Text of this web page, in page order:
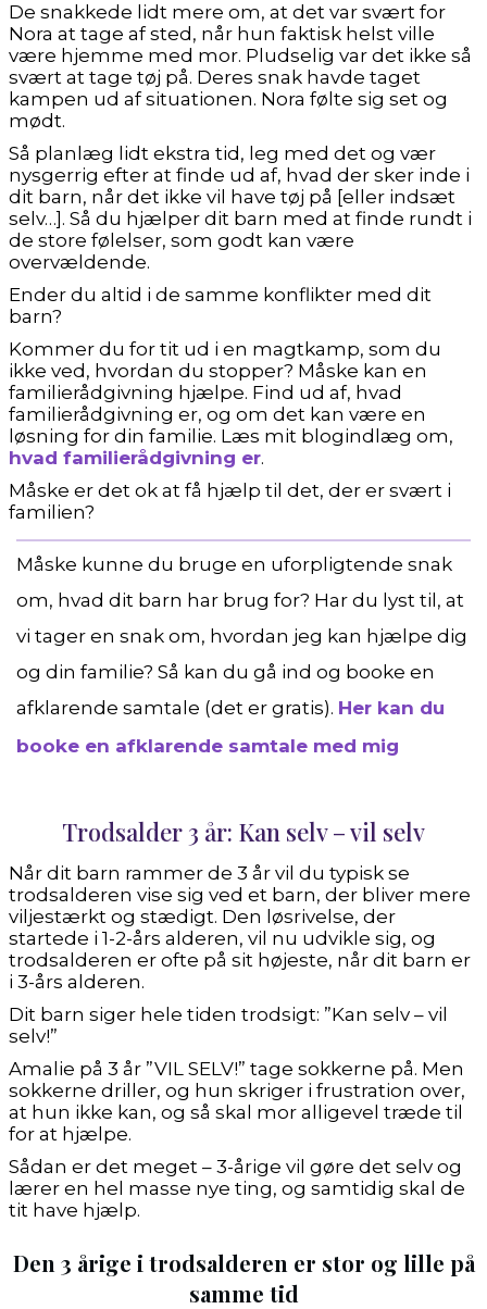
De snakkede lidt mere om, at det var svært for
Nora at tage af sted, når hun faktisk helst ville
være hjemme med mor. Pludselig var det ikke så
svært at tage tøj på. Deres snak havde taget
kampen ud af situationen. Nora følte sig set og
mødt.
Så planlæg lidt ekstra tid, leg med det og vær
nysgerrig efter at finde ud af, hvad der sker inde i
dit barn, når det ikke vil have tøj på [eller indsæt
selv…]. Så du hjælper dit barn med at finde rundt i
de store følelser, som godt kan være
overvældende.
Ender du altid i de samme konflikter med dit
barn?
Kommer du for tit ud i en magtkamp, som du
ikke ved, hvordan du stopper? Måske kan en
familierådgivning hjælpe. Find ud af, hvad
familierådgivning er, og om det kan være en
løsning for din familie. Læs mit blogindlæg om,
hvad familierådgivning er.
Måske er det ok at få hjælp til det, der er svært i
familien?
Måske kunne du bruge en uforpligtende snak
om, hvad dit barn har brug for? Har du lyst til, at
vi tager en snak om, hvordan jeg kan hjælpe dig
og din familie? Så kan du gå ind og booke en
afklarende samtale (det er gratis). Her kan du
booke en afklarende samtale med mig
Trodsalder 3 år: Kan selv – vil selv
Når dit barn rammer de 3 år vil du typisk se
trodsalderen vise sig ved et barn, der bliver mere
viljestærkt og stædigt. Den løsrivelse, der
startede i 1-2-års alderen, vil nu udvikle sig, og
trodsalderen er ofte på sit højeste, når dit barn er
i 3-års alderen.
Dit barn siger hele tiden trodsigt: ”Kan selv – vil
selv!”
Amalie på 3 år ”VIL SELV!” tage sokkerne på. Men
sokkerne driller, og hun skriger i frustration over,
at hun ikke kan, og så skal mor alligevel træde til
for at hjælpe.
Sådan er det meget – 3-årige vil gøre det selv og
lærer en hel masse nye ting, og samtidig skal de
tit have hjælp.
Den 3 årige i trodsalderen er stor og lille på
samme tid